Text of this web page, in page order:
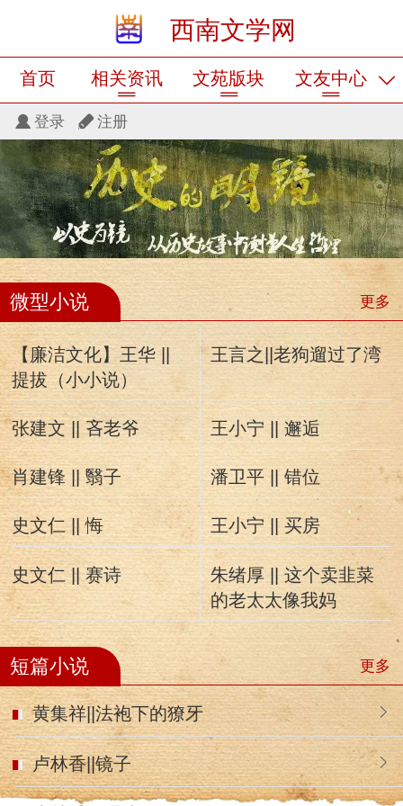
西南文学网
首页 相关资讯 文苑版块 文友中心
登录 注册
微型小说 更多
【廉洁文化】王华 ||
提拔（小小说）
王言之||老狗遛过了湾
张建文 || 吝老爷 王小宁 || 邂逅
肖建锋 || 翳子 潘卫平 || 错位
史文仁 || 悔 王小宁 || 买房
史文仁 || 赛诗
朱绪厚 || 这个卖韭菜
的老太太像我妈
短篇小说 更多
黄集祥||法袍下的獠牙
卢林香||镜子